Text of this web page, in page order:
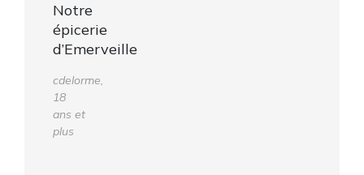
Notre
épicerie
d’Emerveille
cdelorme,
18
ans et
plus